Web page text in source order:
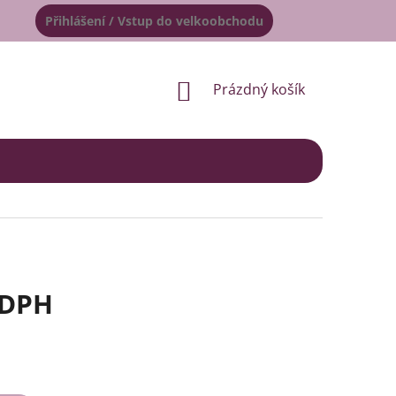
Přihlášení / Vstup do velkoobchodu
NÁKUPNÍ
Prázdný košík